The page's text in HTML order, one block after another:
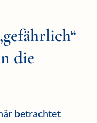
die
betrachtet